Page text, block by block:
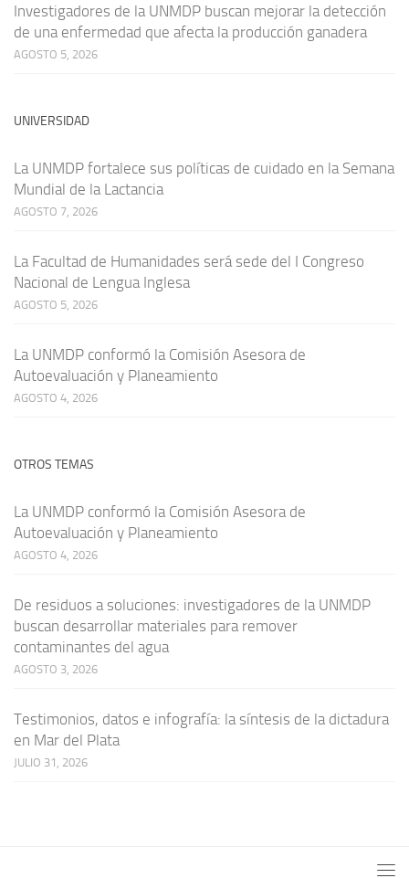
Investigadores de la UNMDP buscan mejorar la detección
de una enfermedad que afecta la producción ganadera
AGOSTO 5, 2026
UNIVERSIDAD
La UNMDP fortalece sus políticas de cuidado en la Semana
Mundial de la Lactancia
AGOSTO 7, 2026
La Facultad de Humanidades será sede del I Congreso
Nacional de Lengua Inglesa
AGOSTO 5, 2026
La UNMDP conformó la Comisión Asesora de
Autoevaluación y Planeamiento
AGOSTO 4, 2026
OTROS TEMAS
La UNMDP conformó la Comisión Asesora de
Autoevaluación y Planeamiento
AGOSTO 4, 2026
De residuos a soluciones: investigadores de la UNMDP
buscan desarrollar materiales para remover
contaminantes del agua
AGOSTO 3, 2026
Testimonios, datos e infografía: la síntesis de la dictadura
en Mar del Plata
JULIO 31, 2026